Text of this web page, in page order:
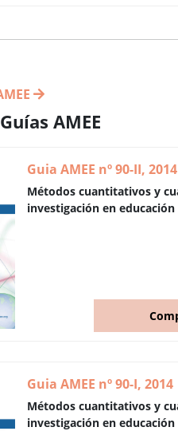
AMEE
Guia AMEE nº 90-II, 2014
Métodos cuantitativos y
investigación en educación
Guia AMEE nº 90-I, 2014
Métodos cuantitativos y
investigación en educación